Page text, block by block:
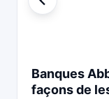
Banques
façons de